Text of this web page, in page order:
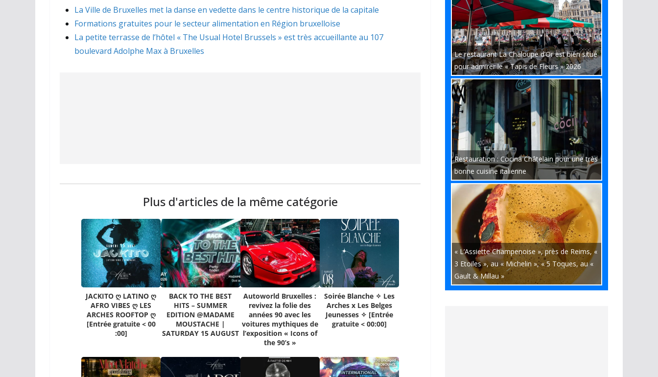
La Ville de Bruxelles met la danse en vedette dans le centre historique de la capitale
Formations gratuites pour le secteur alimentation en Région bruxelloise
La petite terrasse de l’hôtel « The Usual Hotel Brussels » est très accueillante au 107
boulevard Adolphe Max à Bruxelles
Plus d'articles de la même catégorie
JACKITO ღ LATINO ღ
AFRO VIBES ღ LES
ARCHES ROOFTOP ღ
[Entrée gratuite < 00
:00]
BACK TO THE BEST
HITS – SUMMER
EDITION @MADAME
MOUSTACHE |
SATURDAY 15 AUGUST
Autoworld Bruxelles :
revivez la folie des
années 90 avec les
voitures mythiques de
l’exposition « Icons of
the 90’s »
Soirée Blanche ✧ Les
Arches x Les Belges
Jeunesses ✧ [Entrée
gratuite < 00:00]
Le restaurant La Chaloupe d’Or est bien situé
pour admirer le « Tapis de Fleurs » 2026
Restauration : Cocina Châtelain pour une très
bonne cuisine italienne
« L’Assiette Champenoise », près de Reims, «
3 Etoiles », au « Michelin », « 5 Toques, au «
Gault & Millau »